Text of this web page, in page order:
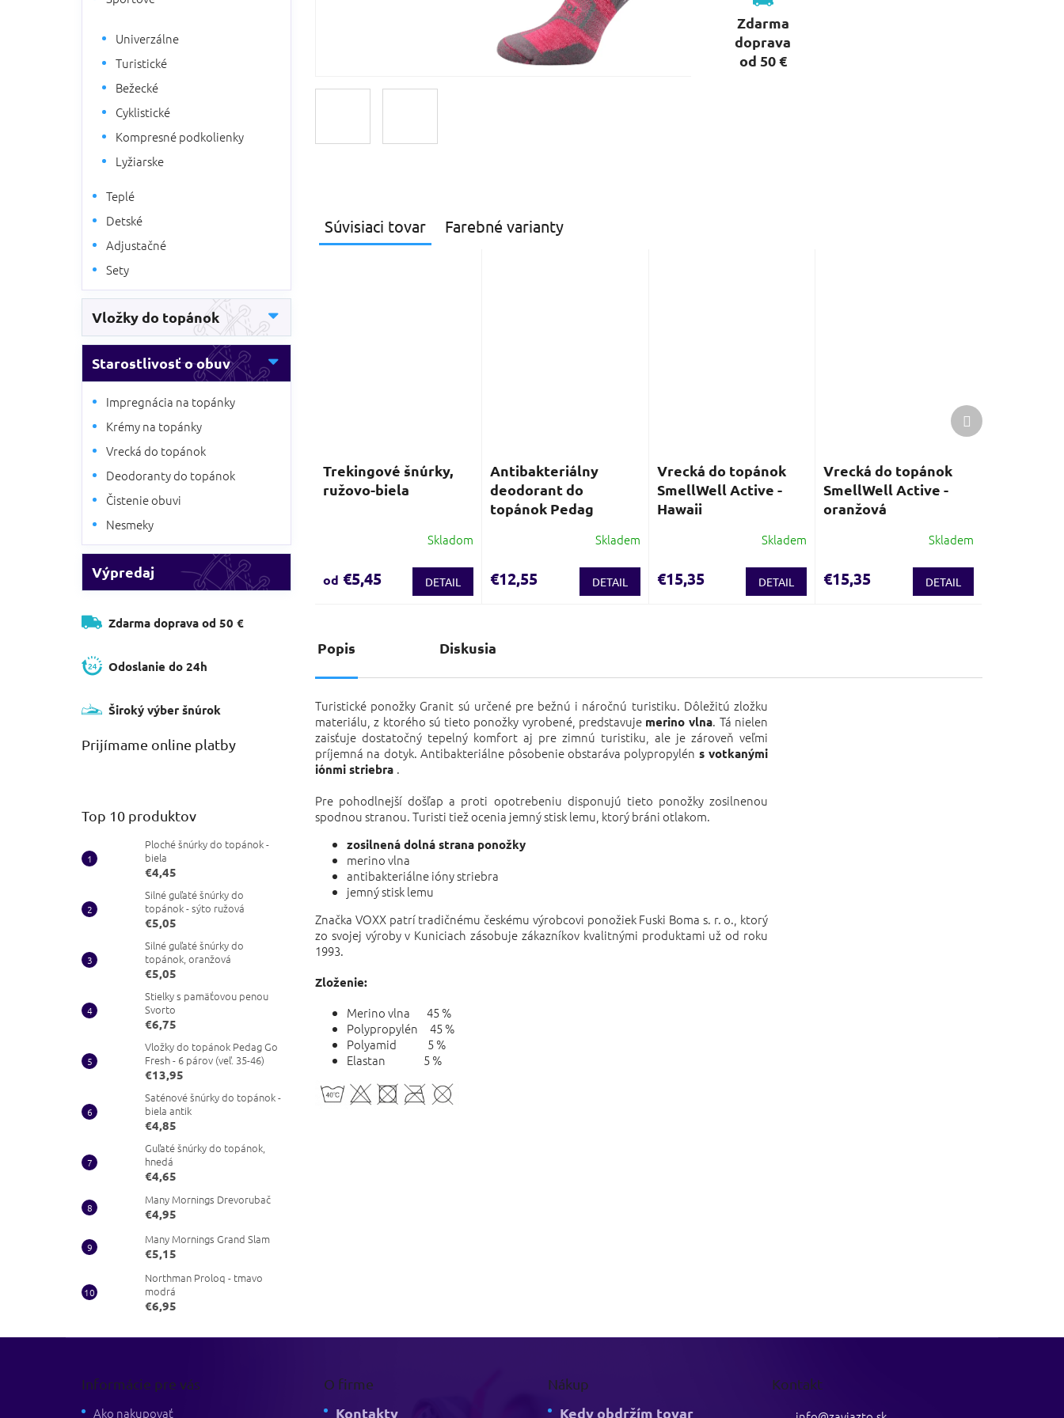
Univerzálne
Turistické
Bežecké
Cyklistické
Kompresné podkolienky
Lyžiarske
Teplé
Detské
Adjustačné
Sety
Vložky do topánok
Starostlivosť o obuv
Impregnácia na topánky
Krémy na topánky
Vrecká do topánok
Deodoranty do topánok
Čistenie obuvi
Nesmeky
Výpredaj
Zdarma doprava od 50 €
Odoslanie do 24h
Široký výber šnúrok
Prijímame online platby
Top 10 produktov
Ploché šnúrky do topánok -
biela
€4,45
Silné guľaté šnúrky do
topánok - sýto ružová
€5,05
Silné guľaté šnúrky do
topánok, oranžová
€5,05
Stielky s pamäťovou penou
Svorto
€6,75
Vložky do topánok Pedag Go
Fresh - 6 párov (veľ. 35-46)
€13,95
Saténové šnúrky do topánok -
biela antik
€4,85
Guľaté šnúrky do topánok,
hnedá
€4,65
Many Mornings Drevorubač
€4,95
Many Mornings Grand Slam
€5,15
Northman Proloq - tmavo
modrá
€6,95
Zdarma
doprava
od 50 €
Súvisiaci tovar Farebné varianty
Trekingové šnúrky,
ružovo-biela
Skladom
od €5,45 DETAIL
Antibakteriálny
deodorant do
topánok Pedag
Skladem
€12,55 DETAIL
Vrecká do topánok
SmellWell Active -
Hawaii
Skladem
€15,35 DETAIL
Vrecká do topánok
SmellWell Active -
oranžová
Skladem
€15,35 DETAIL
Ďalší
produkt
Popis Diskusia
Turistické ponožky Granit sú určené pre bežnú i náročnú turistiku. Dôležitú zložku
materiálu, z ktorého sú tieto ponožky vyrobené, predstavuje merino vlna. Tá nielen
zaisťuje dostatočný tepelný komfort aj pre zimnú turistiku, ale je zároveň veľmi
príjemná na dotyk. Antibakteriálne pôsobenie obstaráva polypropylén s votkanými
iónmi striebra .
Pre pohodlnejší došľap a proti opotrebeniu disponujú tieto ponožky zosilnenou
spodnou stranou. Turisti tiež ocenia jemný stisk lemu, ktorý bráni otlakom.
zosilnená dolná strana ponožky
merino vlna
antibakteriálne ióny striebra
jemný stisk lemu
Značka VOXX patrí tradičnému českému výrobcovi ponožiek Fuski Boma s. r. o., ktorý
zo svojej výroby v Kuniciach zásobuje zákazníkov kvalitnými produktami už od roku
1993.
Zloženie:
Merino vlna 45 %
Polypropylén 45 %
Polyamid 5 %
Elastan 5 %
Informácie pre vás
Ako nakupovať
O firme
Kontakty
Nákup
Kedy obdržím tovar
Kontakt